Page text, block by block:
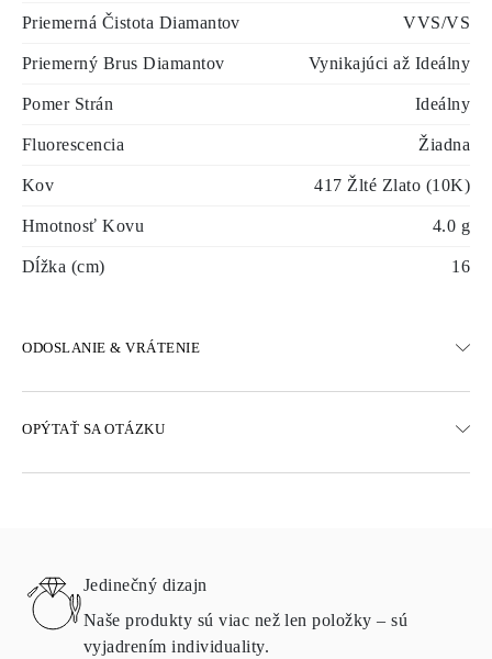
Priemerná Čistota Diamantov VVS/VS
Priemerný Brus Diamantov Vynikajúci až Ideálny
Pomer Strán Ideálny
Fluorescencia Žiadna
Kov 417 Žlté Zlato (10K)
Hmotnosť Kovu 4.0 g
Dĺžka (cm) 16
ODOSLANIE & VRÁTENIE
K dispozícii sú aj možnosti expresného doručenia
Portugalska a Španielska
Podrobnosti o spôsoboch dopravy, nákladoch a dodacej lehote
nájdete včasto kladených otázkach o doručení
OPÝTAŤ SA OTÁZKU
Jedinečný dizajn
Naše produkty sú viac než len položky – sú
vyjadrením individuality.